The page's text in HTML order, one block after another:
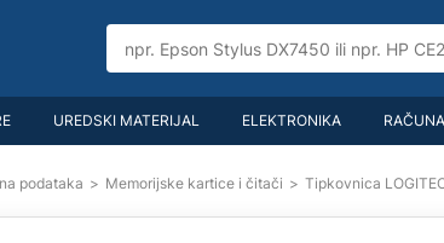
UREDSKI MATERIJAL ELEKTRONIKA
podataka > Memorijske kartice i čitači > Tipkovnica